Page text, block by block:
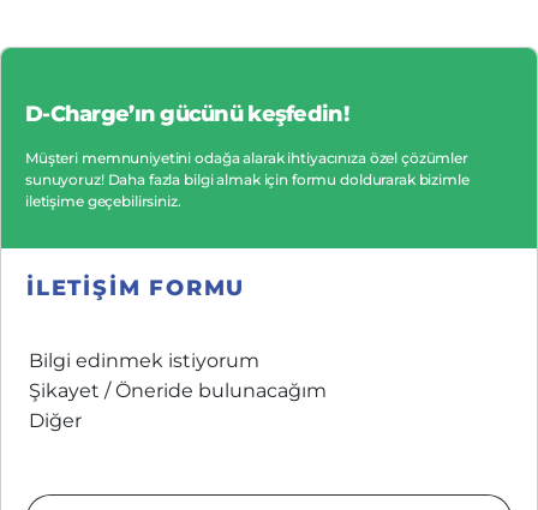
D-Charge’ın gücünü keşfedin!
Müşteri memnuniyetini odağa alarak ihtiyacınıza özel çözümler
sunuyoruz! Daha fazla bilgi almak için formu doldurarak bizimle
iletişime geçebilirsiniz.
ILETIŞIM FORMU